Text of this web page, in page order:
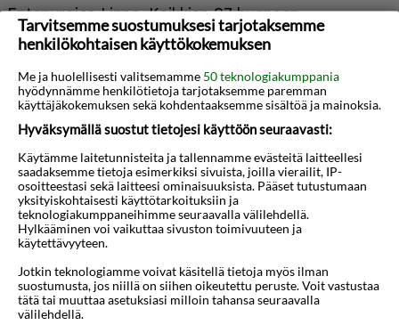
Eptapyrgion Linna. Kaikkien 87 huoneen
varusteluun kuuluu jääkaappi. Ilmainen langaton
Huoneissa on oma kylpyhuone, ja sen varusteluun
kuuluu syvä kylpyamme ja ilmaiset
hygieniatuotteet. Käytössäsi on business center,
kuivapesula-/pesulapalvelut ja
matkatavarasäilytys. Tämä hotelli tarjoaa
asiakkailleen 500 neliömetriä kokoustiloja, joihin
kuuluu konferenssitila. Palveluihin kuuluu ilmainen
pysäköinti. Hyödynnä ulkouima-allas, terassi ja
puutarha. Tämän hotellin palveluihin kuuluu
ilmainen langaton internetyhteys, concierge-
Näytä lisää
3D-animaatio Kartta
Tarvitsemme suostumuksesi tarjotaksemme
henkilökohtaisen käyttökokemuksen
Me ja huolellisesti valitsemamme 50 teknologiakumppania
hyödynnämme henkilötietoja tarjotaksemme paremman
käyttäjäkokemuksen sekä kohdentaaksemme sisältöä ja mainoksia.
Hyväksymällä suostut tietojesi käyttöön seuraavasti:
Käytämme laitetunnisteita ja tallennamme evästeitä laitteellesi
saadaksemme tietoja esimerkiksi sivuista, joilla vierailit, IP-
osoitteestasi sekä laitteesi ominaisuuksista. Pääset tutustumaan
yksityiskohtaisesti käyttötarkoituksiin ja
teknologiakumppaneihimme seuraavalla välilehdellä.
Hylkääminen voi vaikuttaa sivuston toimivuuteen ja
käytettävyyteen.
Jotkin teknologiamme voivat käsitellä tietoja myös ilman
suostumusta, jos niillä on siihen oikeutettu peruste. Voit vastustaa
tätä tai muuttaa asetuksiasi milloin tahansa seuraavalla
välilehdellä.